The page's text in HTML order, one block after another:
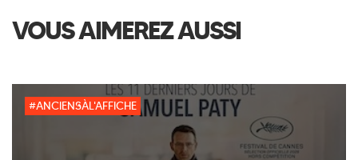
VOUS AIMEREZ AUSSI
#ANCIENSÀL'AFFICHE